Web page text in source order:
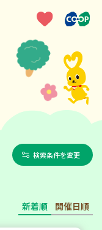
検索条件を変更
新着順 開催日順